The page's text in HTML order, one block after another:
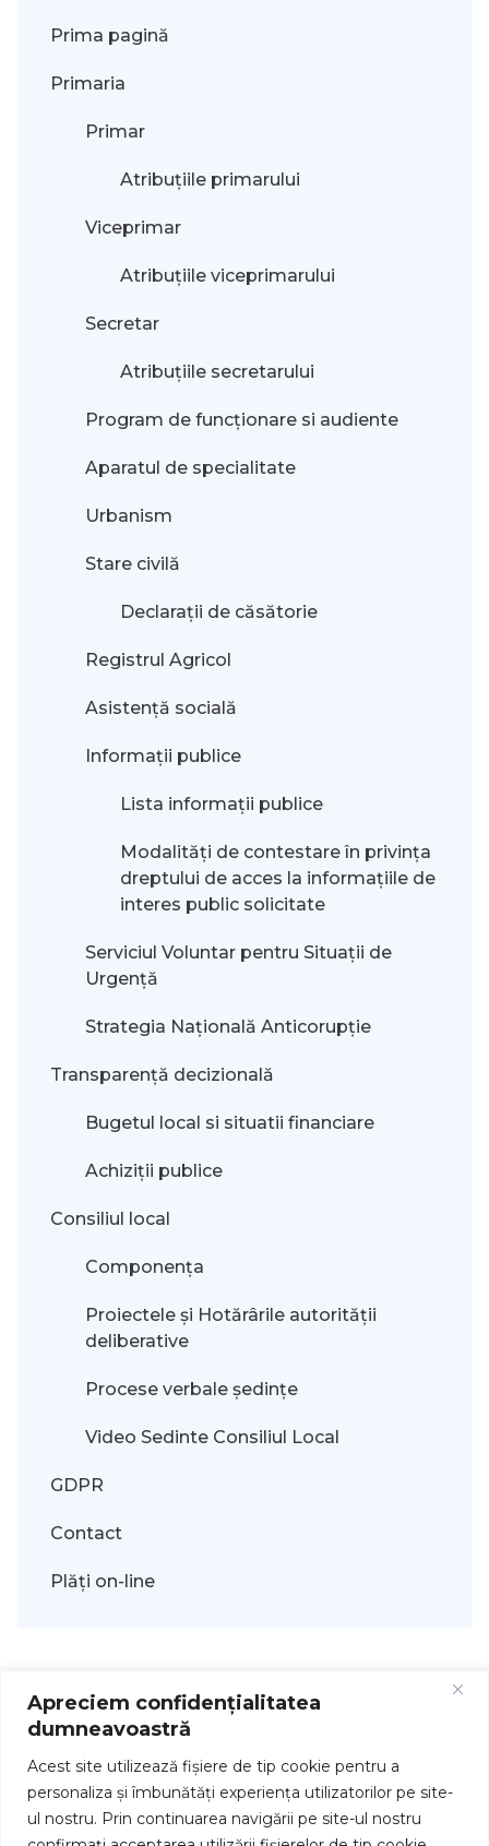
Apreciem confidențialitatea
dumneavoastră
Acest site utilizează fişiere de tip cookie pentru a
personaliza și îmbunătăți experiența utilizatorilor pe site-
ul nostru. Prin continuarea navigării pe site-ul nostru
Prima pagină
Primaria
Primar
Atribuțiile primarului
Viceprimar
Atribuțiile viceprimarului
Secretar
Atribuțiile secretarului
Program de funcționare si audiente
Aparatul de specialitate
Urbanism
Stare civilă
Declarații de căsătorie
Registrul Agricol
Asistență socială
Informații publice
Lista informații publice
Modalităţi de contestare în privinţa
dreptului de acces la informaţiile de
interes public solicitate
Serviciul Voluntar pentru Situații de
Urgență
Strategia Națională Anticorupție
Transparență decizională
Bugetul local si situatii financiare
Achiziții publice
Consiliul local
Componența
Proiectele și Hotărârile autorității
deliberative
Procese verbale ședințe
Video Sedinte Consiliul Local
GDPR
Contact
Plăți on-line
Drepturi de autor © 2026